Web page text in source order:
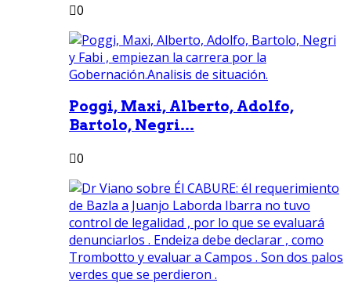
0
Poggi, Maxi, Alberto, Adolfo,
Bartolo, Negri...
0